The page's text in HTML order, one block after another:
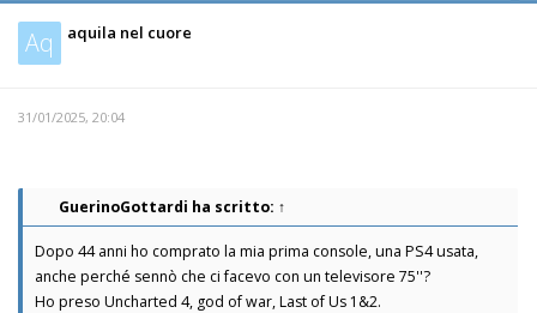
Aq aquila nel cuore
31/01/2025, 20:04
GuerinoGottardi ha scritto: ↑
Dopo 44 anni ho comprato la mia prima console, una PS4 usata,
anche perché sennò che ci facevo con un televisore 75''?
Ho preso Uncharted 4, god of war, Last of Us 1&2.